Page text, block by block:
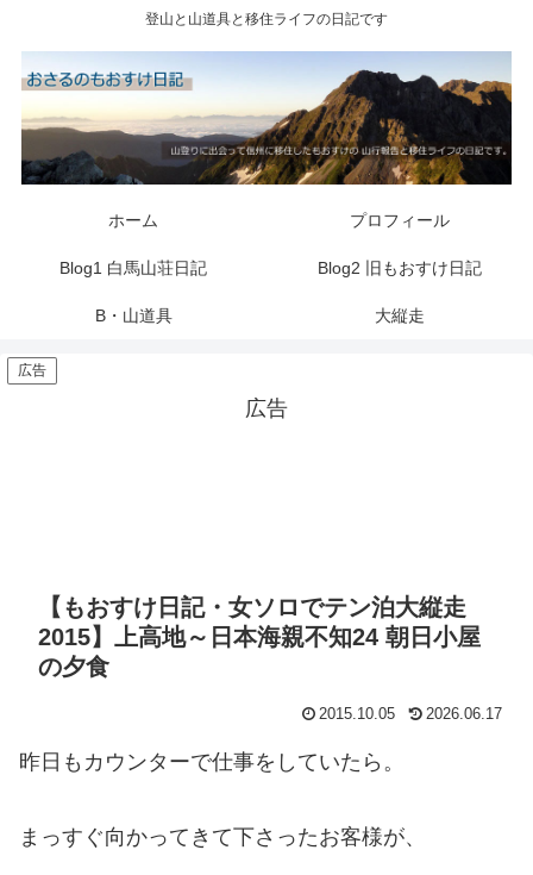
登山と山道具と移住ライフの日記です
ホーム プロフィール
Blog1 白馬山荘日記 Blog2 旧もおすけ日記
B・山道具 大縦走
広告
広告
【もおすけ日記・女ソロでテン泊大縦走
2015】上高地～日本海親不知24 朝日小屋
の夕食
2015.10.05 2026.06.17
昨日もカウンターで仕事をしていたら。
まっすぐ向かってきて下さったお客様が、